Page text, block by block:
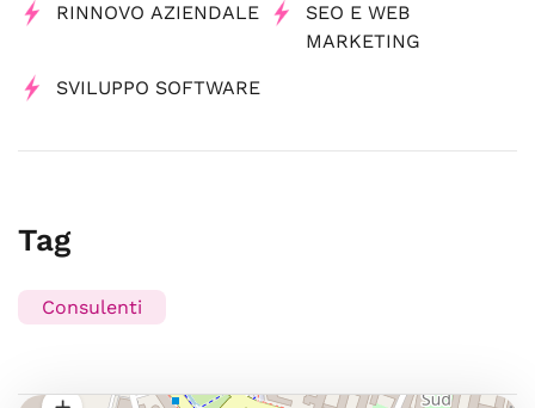
RINNOVO AZIENDALE
SEO E WEB
MARKETING
SVILUPPO SOFTWARE
Tag
Consulenti